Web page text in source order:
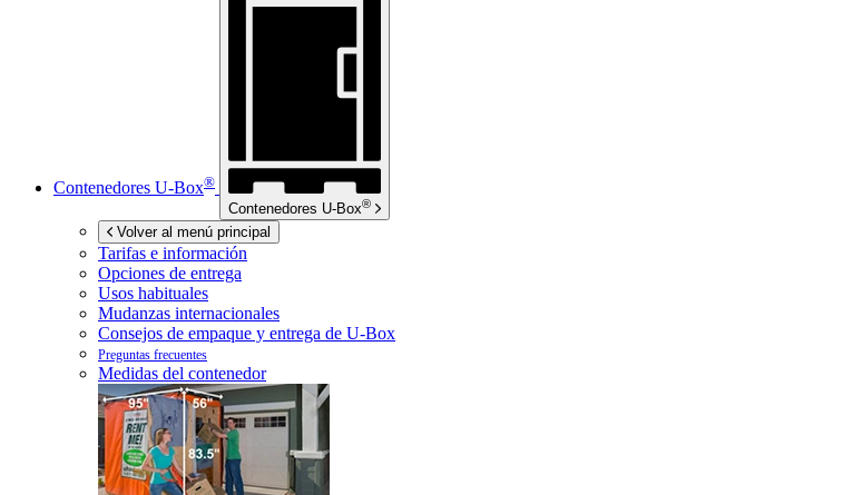
Contenedores U-Box®
Contenedores U-Box®
Volver al menú principal
Tarifas e información
Opciones de entrega
Usos habituales
Mudanzas internacionales
Consejos de empaque y entrega de U-Box
Preguntas frecuentes
Medidas del contenedor